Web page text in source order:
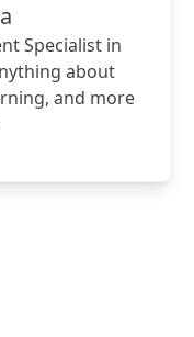
Specialist in
about
and more